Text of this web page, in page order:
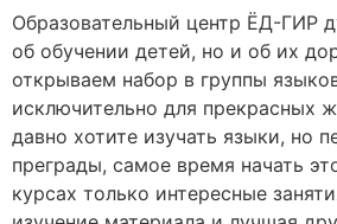
Образовательный центр ЁД-ГИР
об обучении детей, но и об их
открываем набор в группы
исключительно для прекрасных
давно хотите изучать языки, но
преграды, самое время начать
курсах только интересные